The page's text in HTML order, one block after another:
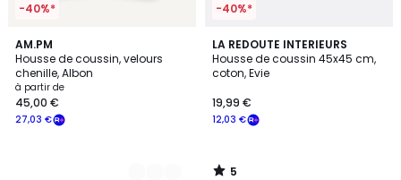
-40%*
AM.PM
Housse de coussin, velours
chenille, Albon
à partir de
27,03 €
45,00 €
4
Couleurs
-40%*
LA REDOUTE INTERIEURS
Housse de coussin 45x45 cm,
coton, Evie
12,03 €
19,99 €
5
/
5
5